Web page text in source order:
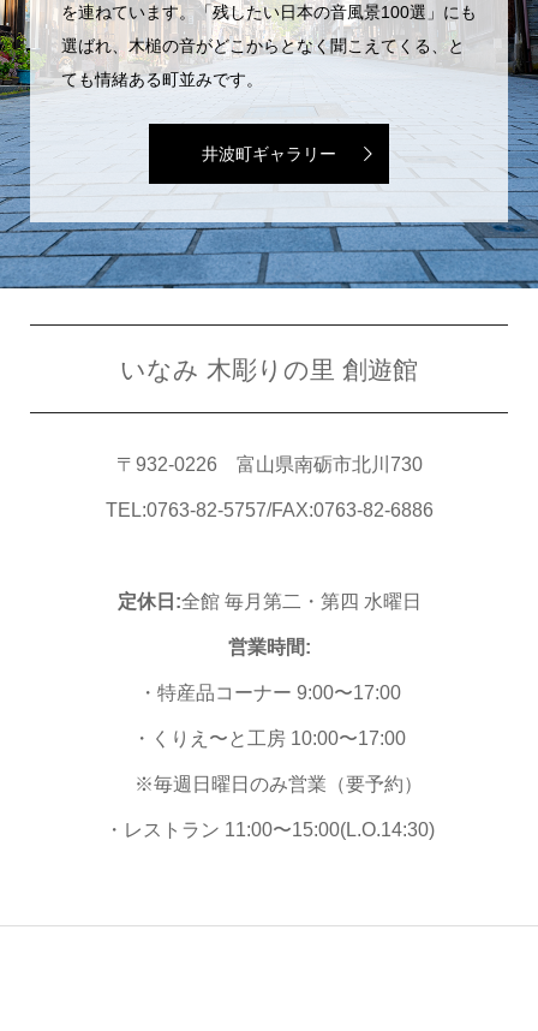
を連ねています。「残したい日本の音風景100選」にも
選ばれ、木槌の音がどこからとなく聞こえてくる、と
ても情緒ある町並みです。
井波町ギャラリー
いなみ 木彫りの里 創遊館
〒932-0226 富山県南砺市北川730
TEL:0763-82-5757/FAX:0763-82-6886
定休日:全館 毎月第二・第四 水曜日
営業時間:
・特産品コーナー 9:00〜17:00
・くりえ〜と工房 10:00〜17:00
※毎週日曜日のみ営業（要予約）
・レストラン 11:00〜15:00(L.O.14:30)